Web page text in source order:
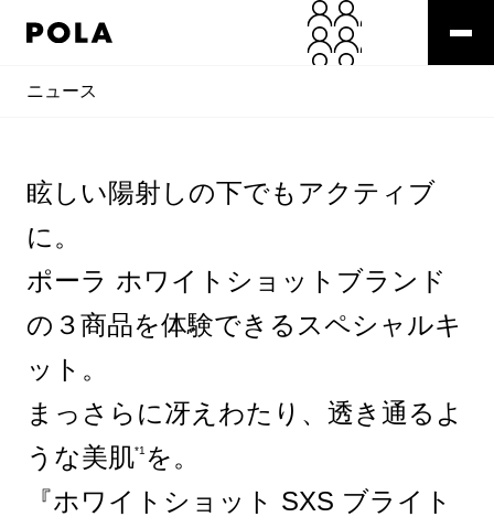
ニュース
眩しい陽射しの下でもアクティブ
に。
ポーラ ホワイトショットブランド
の３商品を体験できるスペシャルキ
ット。
まっさらに冴えわたり、透き通るよ
うな美肌*1 を。
『ホワイトショット SXS ブライト